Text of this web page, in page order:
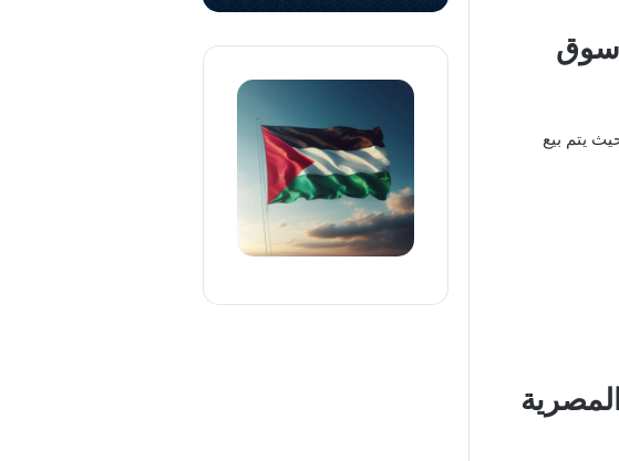
سوق
يتم بيع
لدخول
البنوك